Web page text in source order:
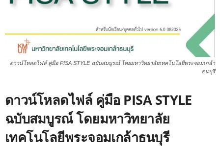
ดาวน์โหลดไฟล์ คู่มือ PISA STYLE ฉบับสมบูรณ์ โดยมหาวิทยาลัยเทคโนโลยีพระจอมเกล้า
ธนบุรี
ดาวน์โหลดไฟล์ คู่มือ PISA STYLE
ฉบับสมบูรณ์ โดยมหาวิทยาลัย
เทคโนโลยีพระจอมเกล้าธนบุรี